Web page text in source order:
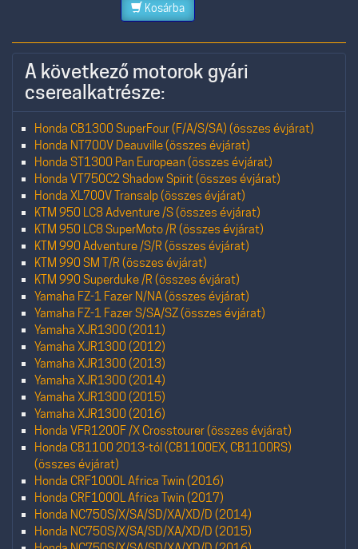
Kosárba
A következő motorok gyári
cserealkatrésze:
Honda CB1300 SuperFour (F/A/S/SA) (összes évjárat)
Honda NT700V Deauville (összes évjárat)
Honda ST1300 Pan European (összes évjárat)
Honda VT750C2 Shadow Spirit (összes évjárat)
Honda XL700V Transalp (összes évjárat)
KTM 950 LC8 Adventure /S (összes évjárat)
KTM 950 LC8 SuperMoto /R (összes évjárat)
KTM 990 Adventure /S/R (összes évjárat)
KTM 990 SM T/R (összes évjárat)
KTM 990 Superduke /R (összes évjárat)
Yamaha FZ-1 Fazer N/NA (összes évjárat)
Yamaha FZ-1 Fazer S/SA/SZ (összes évjárat)
Yamaha XJR1300 (2011)
Yamaha XJR1300 (2012)
Yamaha XJR1300 (2013)
Yamaha XJR1300 (2014)
Yamaha XJR1300 (2015)
Yamaha XJR1300 (2016)
Honda VFR1200F /X Crosstourer (összes évjárat)
Honda CB1100 2013-tól (CB1100EX, CB1100RS)
(összes évjárat)
Honda CRF1000L Africa Twin (2016)
Honda CRF1000L Africa Twin (2017)
Honda NC750S/X/SA/SD/XA/XD/D (2014)
Honda NC750S/X/SA/SD/XA/XD/D (2015)